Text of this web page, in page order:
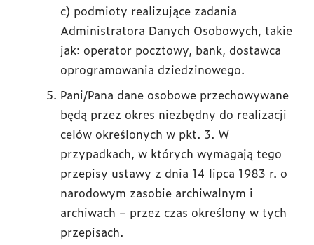
c) podmioty realizujące zadania
Administratora Danych Osobowych, takie
jak: operator pocztowy, bank, dostawca
oprogramowania dziedzinowego.
Pani/Pana dane osobowe przechowywane
będą przez okres niezbędny do realizacji
celów określonych w pkt. 3. W
przypadkach, w których wymagają tego
przepisy ustawy z dnia 14 lipca 1983 r. o
narodowym zasobie archiwalnym i
archiwach – przez czas określony w tych
przepisach.